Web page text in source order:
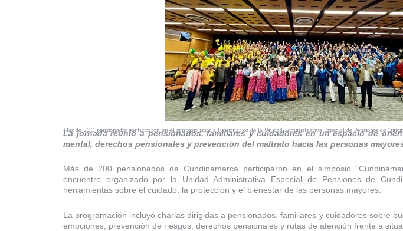
Más de 200 pensionados participaron en el simposio junto a funcionarios de la Unidad Administrativa Especial de Pensiones de
La jornada reunió a pensionados, familiares y cuidadores en un espacio de
mental, derechos pensionales y prevención del maltrato hacia las personas
Más de 200 pensionados de Cundinamarca participaron en el simposio
encuentro organizado por la Unidad Administrativa Especial de Pensiones de
herramientas sobre el cuidado, la protección y el bienestar de las personas mayores.
La programación incluyó charlas dirigidas a pensionados, familiares y cuidadores sobre
emociones, prevención de riesgos, derechos pensionales y rutas de atención frente a